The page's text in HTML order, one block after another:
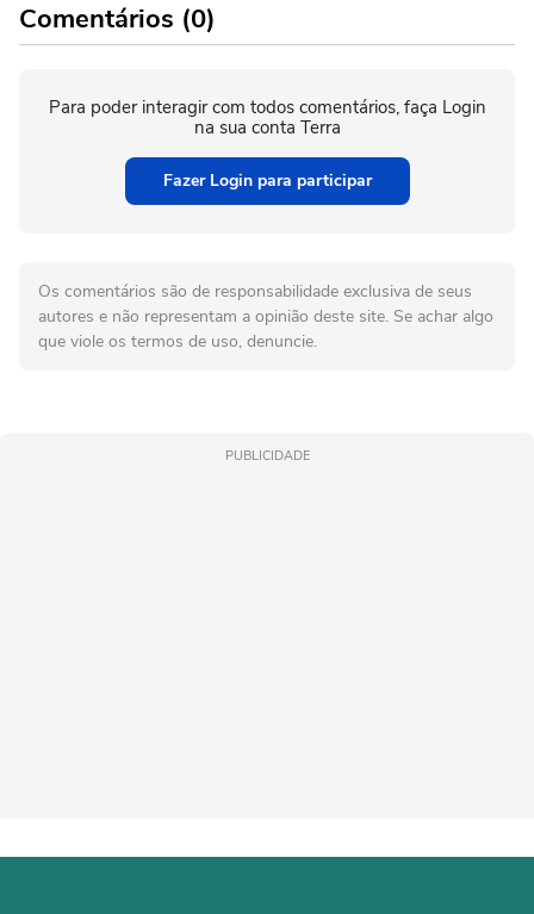
Comentários (0)
Para poder interagir com todos comentários, faça Login
na sua conta Terra
Fazer Login para participar
Os comentários são de responsabilidade exclusiva de seus
autores e não representam a opinião deste site. Se achar algo
que viole os termos de uso, denuncie.
PUBLICIDADE